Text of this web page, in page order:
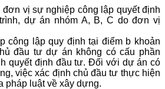
vị sự nghiệp công lập quyết định
dự án nhóm A, B, C do đơn vị
công lập quy định tại điểm b khoản
đầu tư dự án không có cấu phần
quyết định đầu tư. Đối với dự án có
việc xác định chủ đầu tư thực hiện
pháp luật về xây dựng.